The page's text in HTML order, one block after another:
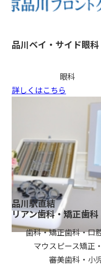
品川ベイ・サイド眼科
眼科
詳しくはこちら
品川駅直結
リアン歯科・矯正歯科
歯科・矯正歯科・口
マウスピース矯正
審美歯科・小